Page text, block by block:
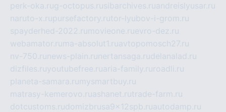
perk-oka.rug-octopus.rusibarchives.ruandreislyusar.ru
naruto-x.rupursefactory.rutor-lyubov-i-grom.ru
spayderhed-2022.ru movieone.ruevro-dez.ru
webamator.ru ma-absolut1.ruavtopomosch27.ru
nv-750.ru news-plain.ru nertansaga.rudelanalad.ru
dizfiles.ruyoutubefree.ruaria-family.ru roadli.ru
planeta-samara.ru mysmartbuy.ru
matrasy-kemerovo.ruashanet.rutrade-farm.ru
dotcustoms.rudomizbrusa9x12spb.ruautodamp.ru